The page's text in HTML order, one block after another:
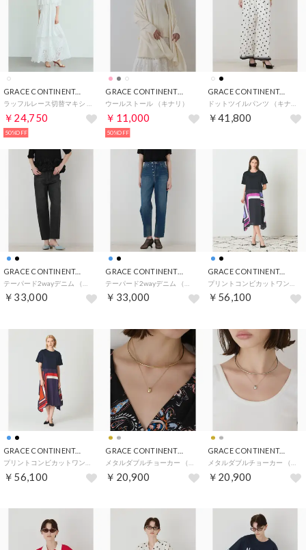
GRACE CONTINENTAL
ラッフルレース切替マキシ （ホワイト）
￥24,750
50%OFF
GRACE CONTINENTAL
ウールストール （キナリ）
￥11,000
50%OFF
GRACE CONTINENTAL
ドットツイルパンツ （キナリ）
￥41,800
GRACE CONTINENTAL
￥33,000
GRACE CONTINENTAL
￥33,000
GRACE CONTINENTAL
￥56,100
GRACE CONTINENTAL
プリントコンビカットワンピース （ネイビー）
￥56,100
GRACE CONTINENTAL
メタルダブルチョーカー （ゴールド）
￥20,900
GRACE CONTINENTAL
メタルダブルチョーカー （シルバー）
￥20,900